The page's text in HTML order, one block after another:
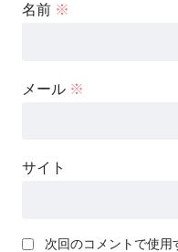
名前 ※
メール ※
サイト
次回のコメントで使用